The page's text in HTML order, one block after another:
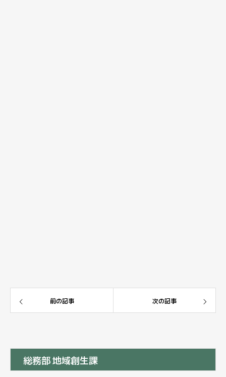
前の記事 次の記事
総務部 地域創生課